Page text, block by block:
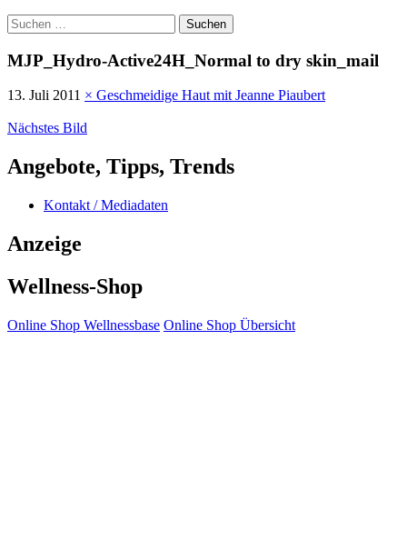
Suchen
nach:
MJP_Hydro-Active24H_Normal to dry skin_mail
13. Juli 2011 × Geschmeidige Haut mit Jeanne Piaubert
Nächstes Bild
Angebote, Tipps, Trends
Kontakt / Mediadaten
Anzeige
Wellness-Shop
Online Shop Wellnessbase Online Shop Übersicht